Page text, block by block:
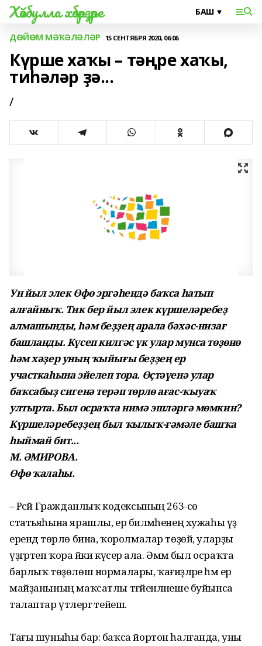
Хәйбулла хәбәрҙәре
ДӨЙӨМ МӘҠӘЛӘЛӘР 15 СЕНТЯБРЯ 2020, 06:06
Күрше хаҡы – тәңре хаҡы,
тиһәләр ҙә...
/
Ун йыл элек Өфө эргәһендә баҡса һатып
алғайныҡ. Тик бер йыл элек күршеләребеҙ
алмашынды, һәм беҙҙең арала бәхәс-низағ
башланды. Күсеп килгәс үк улар мунса төҙөнө
һәм хәҙер уның ҡыйығы беҙҙең ер
участкаһына эйелеп тора. Өҫтәүенә улар
баҡсабыҙ сигенә терәп төрлө ағас-ҡыуаҡ
ултырта. Был осраҡта нимә эшләргә мөмкин?
Күршеләребеҙҙең был ҡылыҡ-ғәмәле башҡа
һыймай бит...
М. ӘМИРОВА.
Өфө ҡалаһы.
– Рәсәй Гражданлыҡ кодексының 263-сө
статьяһына ярашлы, ер биләмәһенең хужаһы үҙ
ерендә төрлө бина, ҡоролмалар төҙөй, уларҙы
үҙгәртеп ҡора йәки күсерә ала. Әммә был осраҡта
барлыҡ төҙөлөш нормалары, ҡағиҙәләре һәм ер
майҙанының маҡсатлы тәғәйенләнеше буйынса
талаптар үтәлергә тейеш.
Тағы шуныһы бар: баҡса йортон һалғанда, уны